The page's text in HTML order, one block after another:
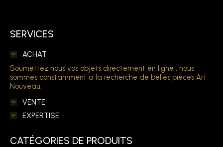
SERVICES
ACHAT
Soumettez nous vos objets directement en ligne , nous
sommes constamment a la recherche de belles pièces Art
Nouveau.
VENTE
EXPERTISE
CATÉGORIES DE PRODUITS